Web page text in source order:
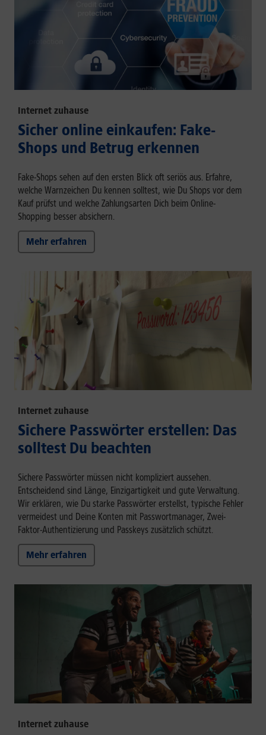
Internet zuhause
Sicher online einkaufen: Fake-
Shops und Betrug erkennen
Fake-Shops sehen auf den ersten Blick oft seriös aus. Erfahre,
welche Warnzeichen Du kennen solltest, wie Du Shops vor dem
Kauf prüfst und welche Zahlungsarten Dich beim Online-
Shopping besser absichern.
Mehr erfahren
Internet zuhause
Sichere Passwörter erstellen: Das
solltest Du beachten
Sichere Passwörter müssen nicht kompliziert aussehen.
Entscheidend sind Länge, Einzigartigkeit und gute Verwaltung.
Wir erklären, wie Du starke Passwörter erstellst, typische Fehler
vermeidest und Deine Konten mit Passwortmanager, Zwei-
Faktor-Authentizierung und Passkeys zusätzlich schützt.
Mehr erfahren
Internet zuhause